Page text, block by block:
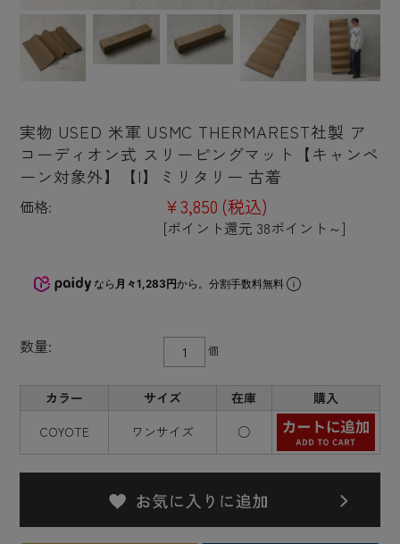
実物 USED 米軍 USMC THERMAREST社製 ア
コーディオン式 スリーピングマット【キャンペ
ーン対象外】【I】ミリタリー 古着
価格: ¥3,850 (税込)
[ポイント還元 38ポイント～]
なら 月々1,283円から。分割手数料無料
数量: 個
カラー サイズ 在庫
購入
COYOTE
ワンサイズ ○